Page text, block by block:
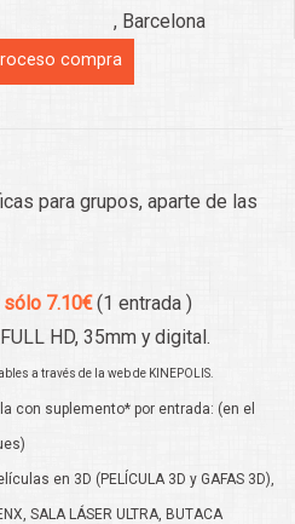
, Barcelona
compra
para grupos, aparte de las
7.10€(1 entrada )
HD, 35mm y digital.
a través de la web de KINEPOLIS.
con suplemento* por entrada: (en el
en 3D (PELÍCULA 3D y GAFAS 3D),
SALA LÁSER ULTRA, BUTACA